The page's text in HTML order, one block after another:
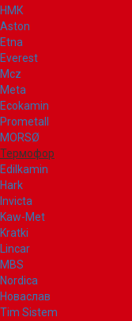
НМК
Aston
Etna
Everest
Mcz
Meta
Ecokamin
Prometall
MORSØ
Термофор
Edilkamin
Hark
Invicta
Kaw-Met
Kratki
Lincar
MBS
Nordica
Новаслав
Tim Sistem